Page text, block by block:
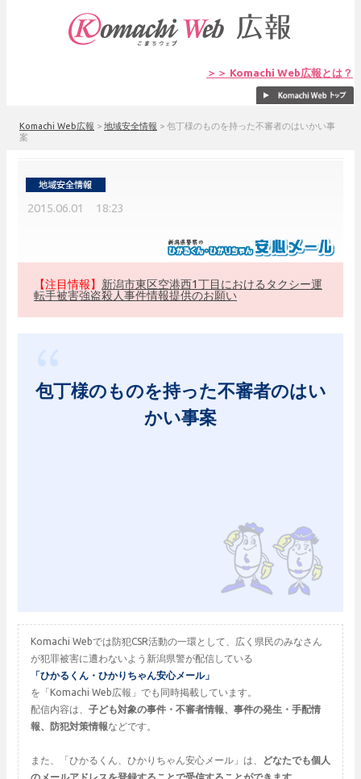
＞＞ Komachi Web広報とは？
Komachi Web広報 > 地域安全情報 > 包丁様のものを持った不審者のはいかい事
案
2015.06.01 18:23
【注目情報】 新潟市東区空港西1丁目におけるタクシー運
転手被害強盗殺人事件情報提供のお願い
包丁様のものを持った不審者のはい
かい事案
Komachi Webでは防犯CSR活動の一環として、広く県民のみなさん
が犯罪被害に遭わないよう新潟県警が配信している
「ひかるくん・ひかりちゃん安心メール」
を「Komachi Web広報」でも同時掲載しています。
配信内容は、 子ども対象の事件・不審者情報、事件の発生・手配情
報、防犯対策情報などです。
また、「ひかるくん、ひかりちゃん安心メール」は、
どなたでも個人